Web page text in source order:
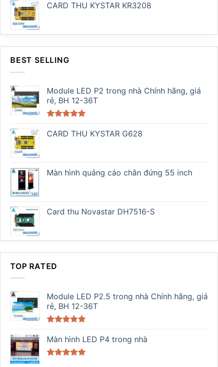
CARD THU KYSTAR KR3208
BEST SELLING
Module LED P2 trong nhà Chính hãng, giá
rẻ, BH 12-36T
hạng5.00
CARD THU KYSTAR G628
Màn hình quảng cáo chân đứng 55 inch
Card thu Novastar DH7516-S
TOP RATED
Module LED P2.5 trong nhà Chính hãng, giá
rẻ, BH 12-36T
hạng5.00
5 sao
Màn hình LED P4 trong nhà